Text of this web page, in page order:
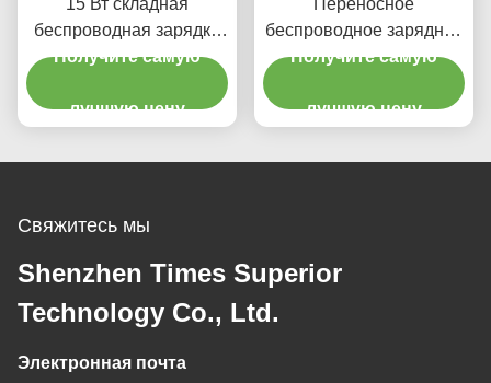
15 Вт складная
беспроводная зарядка
быстрая зарядка ABS 3
зарядки
Получите самую
лучшую цену
Переносное
беспроводное зарядное
устройство складное 15
беспроводное зарядное
наушников телефоны
Получите самую
лучшую цену
Свяжитесь мы
Shenzhen Times Superior
Technology Co., Ltd.
Электронная почта